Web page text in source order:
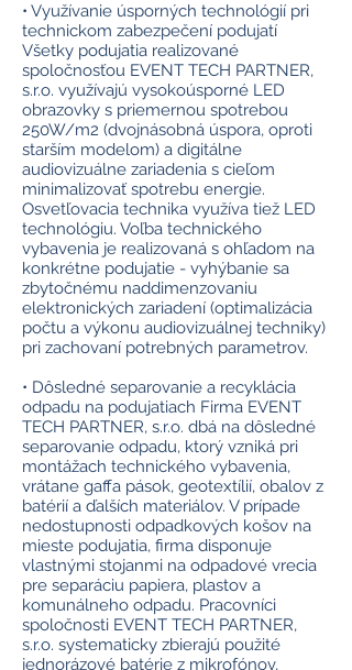
• Využívanie úsporných technológií pri
technickom zabezpečení podujatí
Všetky podujatia realizované
spoločnosťou EVENT TECH PARTNER,
s.r.o. využívajú vysokoúsporné LED
obrazovky s priemernou spotrebou
250W/m2 (dvojnásobná úspora, oproti
starším modelom) a digitálne
audiovizuálne zariadenia s cieľom
minimalizovať spotrebu energie.
Osvetľovacia technika využíva tiež LED
technológiu. Voľba technického
vybavenia je realizovaná s ohľadom na
konkrétne podujatie - vyhýbanie sa
zbytočnému naddimenzovaniu
elektronických zariadení (optimalizácia
počtu a výkonu audiovizuálnej techniky)
pri zachovaní potrebných parametrov.
• Dôsledné separovanie a recyklácia
odpadu na podujatiach Firma EVENT
TECH PARTNER, s.r.o. dbá na dôsledné
separovanie odpadu, ktorý vzniká pri
montážach technického vybavenia,
vrátane gaffa pások, geotextílií, obalov z
batérií a ďalších materiálov. V prípade
nedostupnosti odpadkových košov na
mieste podujatia, firma disponuje
vlastnými stojanmi na odpadové vrecia
pre separáciu papiera, plastov a
komunálneho odpadu. Pracovníci
spoločnosti EVENT TECH PARTNER,
s.r.o. systematicky zbierajú použité
jednorázové batérie z mikrofónov,